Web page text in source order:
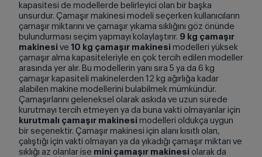
kapasitesi de modellerde belirleyici olan bir başka
unsurdur. Çamaşır makinesi modeli seçerken kullanıcıların
çamaşır miktarını ve çamaşır yıkama sıklığını göz önünde
bulundurması seçim yapmayı kolaylaştırır. 9 kg çamaşır
makinesi ve 10 kg çamaşır makinesi modelleri yüksek
çamaşır alma kapasiteleriyle en çok tercih edilen modeller
arasında yer alır. Bu modellerin yanı sıra 5 ya da 6 kg
çamaşır kapasiteli makinelerden 12 kg ağırlığa kadar
alabilen makine modellerini bulabilmek mümkündür.
Çamaşırlarını geleneksel olarak askıda ve uzun sürede
kurutmayı tercih etmeyen ya da buna vakti olmayanlar için
kurutmalı çamaşır makinesi modelleri oldukça uygun
bir seçenektir. Çamaşır makinesi için alanı kısıtlı olan,
çalıştığı için vakti olmayan ya da yıkadığı çamaşır miktarı ve
sıklığı az olanlar ise mini çamaşır makinesi olarak da